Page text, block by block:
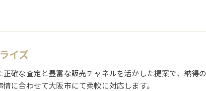
イズ
正確な査定と豊富な販売チャネルを活かした提案で、納得
に合わせて大阪市にて柔軟に対応します。